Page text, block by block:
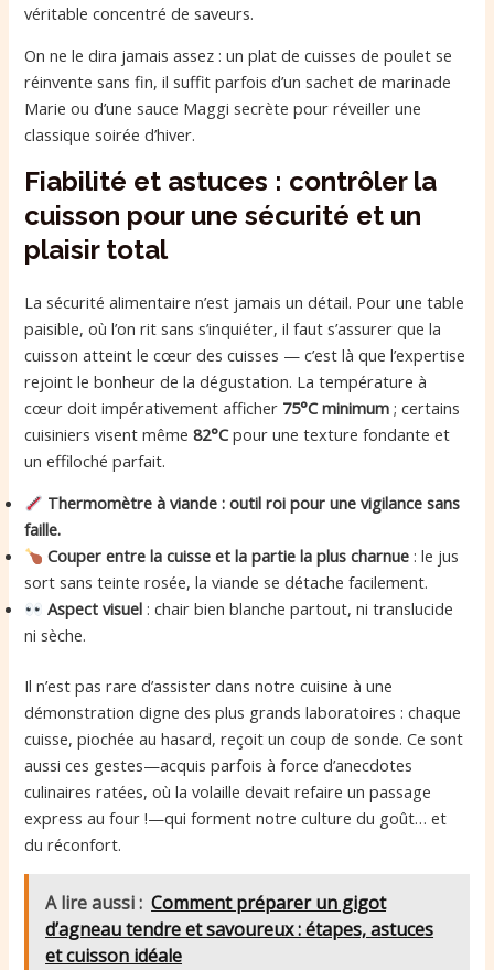
véritable concentré de saveurs.
On ne le dira jamais assez : un plat de cuisses de poulet se
réinvente sans fin, il suffit parfois d’un sachet de marinade
Marie ou d’une sauce Maggi secrète pour réveiller une
classique soirée d’hiver.
Fiabilité et astuces : contrôler la
cuisson pour une sécurité et un
plaisir total
La sécurité alimentaire n’est jamais un détail. Pour une table
paisible, où l’on rit sans s’inquiéter, il faut s’assurer que la
cuisson atteint le cœur des cuisses — c’est là que l’expertise
rejoint le bonheur de la dégustation. La température à
cœur doit impérativement afficher 75°C minimum ; certains
cuisiniers visent même82°Cpour une texture fondante et
un effiloché parfait.
Thermomètre à viande : outil roi pour une vigilance sans
faille.
Couper entre la cuisse et la partie la plus charnue : le jus
sort sans teinte rosée, la viande se détache facilement.
Aspect visuel : chair bien blanche partout, ni translucide
ni sèche.
Il n’est pas rare d’assister dans notre cuisine à une
démonstration digne des plus grands laboratoires : chaque
cuisse, piochée au hasard, reçoit un coup de sonde. Ce sont
aussi ces gestes—acquis parfois à force d’anecdotes
culinaires ratées, où la volaille devait refaire un passage
express au four !—qui forment notre culture du goût… et
du réconfort.
A lire aussi : Comment préparer un gigot
d’agneau tendre et savoureux : étapes, astuces
et cuisson idéale